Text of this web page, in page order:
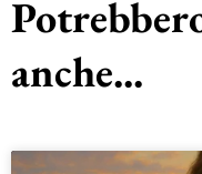
anche...